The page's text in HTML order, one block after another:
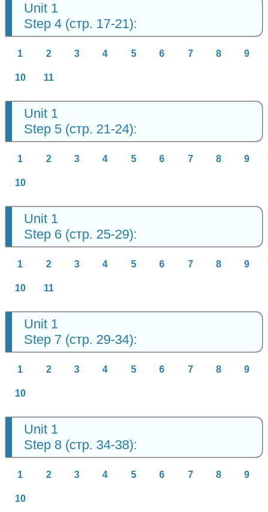
Unit 1
Step 4 (стр. 17-21):
1 2 3 4 5 6 7 8 9
10 11
Unit 1
Step 5 (стр. 21-24):
1 2 3 4 5 6 7 8 9
10
Unit 1
Step 6 (стр. 25-29):
1 2 3 4 5 6 7 8 9
10 11
Unit 1
Step 7 (стр. 29-34):
1 2 3 4 5 6 7 8 9
10
Unit 1
Step 8 (стр. 34-38):
1 2 3 4 5 6 7 8 9
10